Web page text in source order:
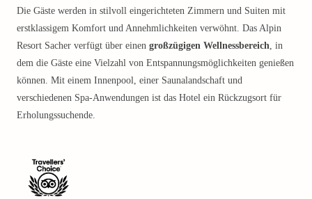
Die Gäste werden in stilvoll eingerichteten Zimmern und Suiten mit
erstklassigem Komfort und Annehmlichkeiten verwöhnt. Das Alpin
Resort Sacher verfügt über einen großzügigen Wellnessbereich, in
dem die Gäste eine Vielzahl von Entspannungsmöglichkeiten genießen
können. Mit einem Innenpool, einer Saunalandschaft und
verschiedenen Spa-Anwendungen ist das Hotel ein Rückzugsort für
Erholungssuchende.